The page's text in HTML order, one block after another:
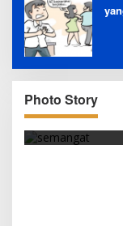
Photo Story